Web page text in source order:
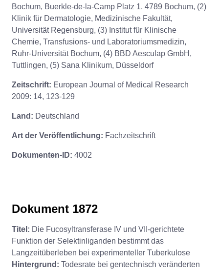
Bochum, Buerkle-de-la-Camp Platz 1, 4789 Bochum, (2)
Klinik für Dermatologie, Medizinische Fakultät,
Universität Regensburg, (3) Institut für Klinische
Chemie, Transfusions- und Laboratoriumsmedizin,
Ruhr-Universität Bochum, (4) BBD Aesculap GmbH,
Tuttlingen, (5) Sana Klinikum, Düsseldorf
Zeitschrift: European Journal of Medical Research
2009: 14, 123-129
Land: Deutschland
Art der Veröffentlichung: Fachzeitschrift
Dokumenten-ID: 4002
Dokument 1872
Titel: Die Fucosyltransferase IV und VII-gerichtete
Funktion der Selektinliganden bestimmt das
Langzeitüberleben bei experimenteller Tuberkulose
Hintergrund: Todesrate bei gentechnisch veränderten